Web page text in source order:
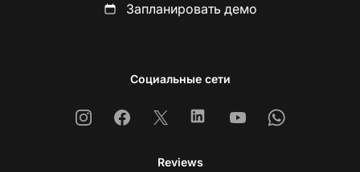
Запланировать демо
Социальные сети
InstagramFacebook
X LinkedinYoutubeWhatsapp
Reviews